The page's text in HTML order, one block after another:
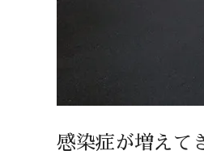
感染症が増えて